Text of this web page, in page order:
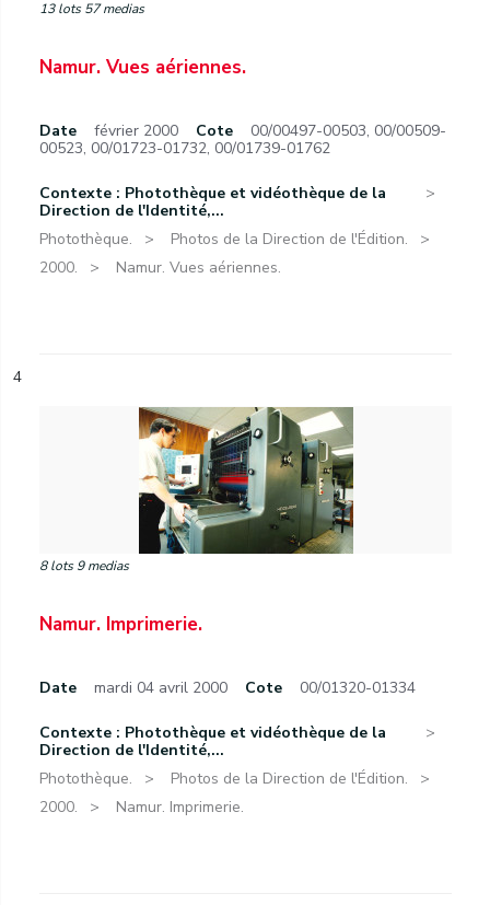
13 lots 57 medias
Namur. Vues aériennes.
Date février 2000 Cote
00/00497-00503, 00/00509-
00523, 00/01723-01732, 00/01739-01762
Contexte : Photothèque et vidéothèque de la
Direction de l'Identité,...
Photothèque.
Photos de la Direction de l'Édition.
2000.
Namur. Vues aériennes.
4
8 lots 9 medias
Namur. Imprimerie.
Date mardi 04 avril 2000 Cote 00/01320-01334
Contexte : Photothèque et vidéothèque de la
Direction de l'Identité,...
Photothèque.
Photos de la Direction de l'Édition.
2000.
Namur. Imprimerie.